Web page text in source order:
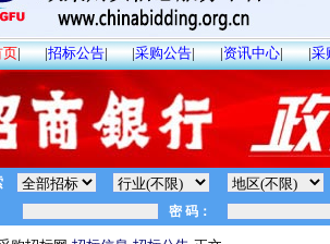
页| |招标公告| |采购公告| |资讯中心| |采